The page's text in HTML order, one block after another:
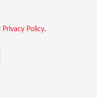
Privacy Policy.